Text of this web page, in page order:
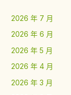
2026 年 7 月
2026 年 6 月
2026 年 5 月
2026 年 4 月
2026 年 3 月